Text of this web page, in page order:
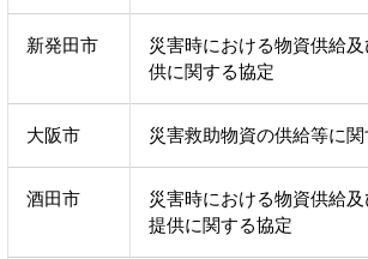
新発田市
災害時における物資供給
供に関する協定
大阪市 災害救助物資の供給等に
酒田市
災害時における物資供給
提供に関する協定